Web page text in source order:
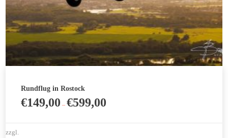
Rundflug in Rostock
€149,00 –€599,00
zzgl.